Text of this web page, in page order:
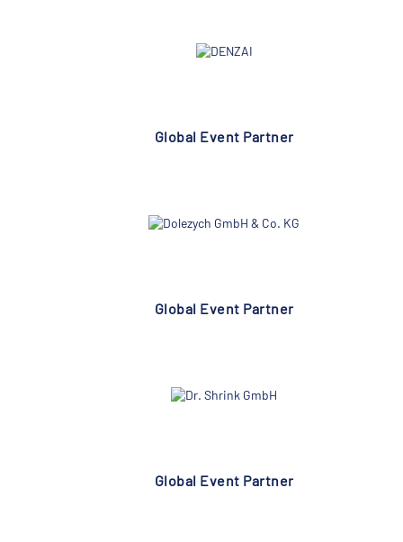
Global Event Partner
Global Event Partner
Global Event Partner